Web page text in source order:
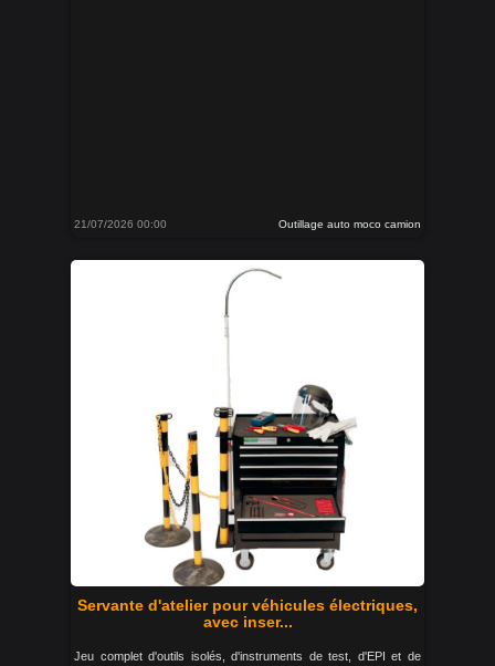
21/07/2026 00:00 Outillage auto moco camion
Servante d'atelier pour véhicules électriques,
avec inser...
Jeu complet d'outils isolés, d'instruments de test, d'EPI et de